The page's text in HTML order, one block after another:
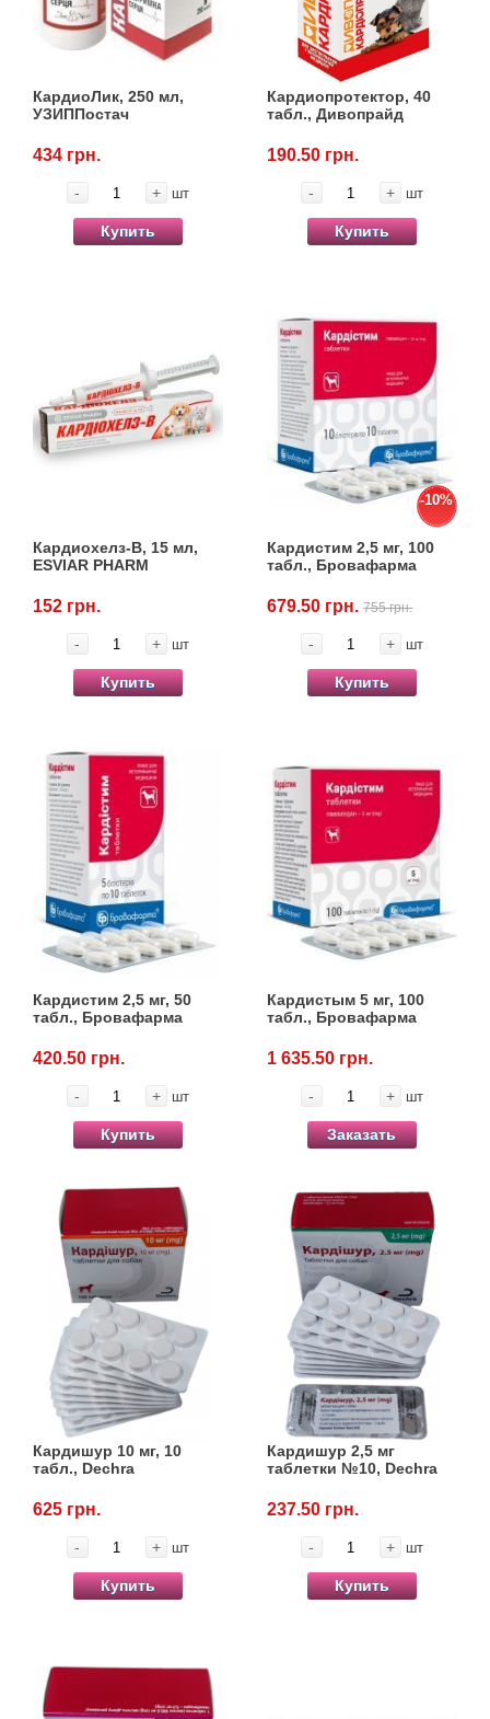
КардиоЛик, 250 мл,
УЗИППостач
434 грн.
- + шт
Купить
Кардиопротектор, 40
табл., Дивопрайд
190.50 грн.
- + шт
Купить
Кардиохелз-В, 15 мл,
ESVIAR PHARM
152 грн.
- + шт
Купить
-10%
Кардистим 2,5 мг, 100
табл., Бровафарма
679.50 грн.755 грн.
- + шт
Купить
Кардистим 2,5 мг, 50
табл., Бровафарма
420.50 грн.
- + шт
Купить
Кардистым 5 мг, 100
табл., Бровафарма
1 635.50 грн.
- + шт
Заказать
Кардишур 10 мг, 10
табл., Dechra
625 грн.
- + шт
Купить
Кардишур 2,5 мг
таблетки №10, Dechra
237.50 грн.
- + шт
Купить